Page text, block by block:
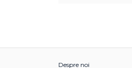
Despre noi